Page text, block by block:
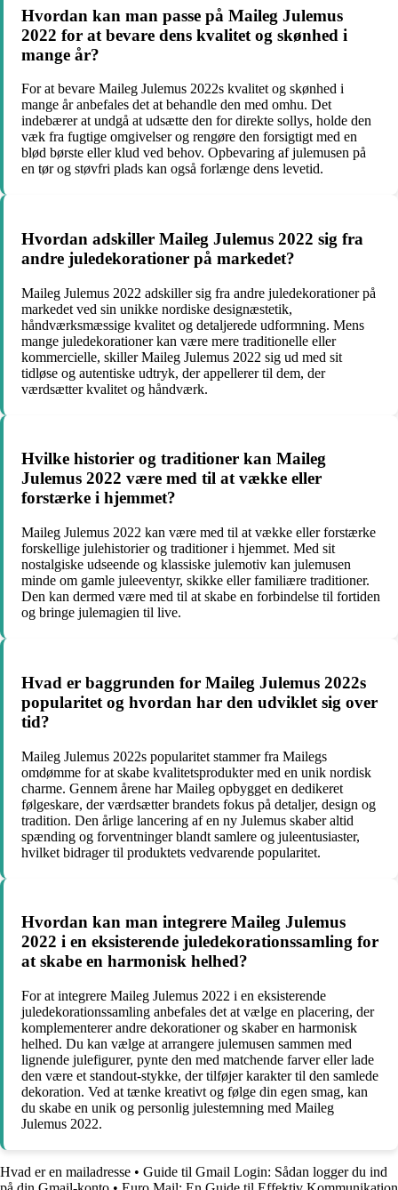
Hvordan kan man passe på Maileg Julemus
2022 for at bevare dens kvalitet og skønhed i
mange år?
For at bevare Maileg Julemus 2022s kvalitet og skønhed i
mange år anbefales det at behandle den med omhu. Det
indebærer at undgå at udsætte den for direkte sollys, holde den
væk fra fugtige omgivelser og rengøre den forsigtigt med en
blød børste eller klud ved behov. Opbevaring af julemusen på
en tør og støvfri plads kan også forlænge dens levetid.
Hvordan adskiller Maileg Julemus 2022 sig fra
andre juledekorationer på markedet?
Maileg Julemus 2022 adskiller sig fra andre juledekorationer på
markedet ved sin unikke nordiske designæstetik,
håndværksmæssige kvalitet og detaljerede udformning. Mens
mange juledekorationer kan være mere traditionelle eller
kommercielle, skiller Maileg Julemus 2022 sig ud med sit
tidløse og autentiske udtryk, der appellerer til dem, der
værdsætter kvalitet og håndværk.
Hvilke historier og traditioner kan Maileg
Julemus 2022 være med til at vække eller
forstærke i hjemmet?
Maileg Julemus 2022 kan være med til at vække eller forstærke
forskellige julehistorier og traditioner i hjemmet. Med sit
nostalgiske udseende og klassiske julemotiv kan julemusen
minde om gamle juleeventyr, skikke eller familiære traditioner.
Den kan dermed være med til at skabe en forbindelse til fortiden
og bringe julemagien til live.
Hvad er baggrunden for Maileg Julemus 2022s
popularitet og hvordan har den udviklet sig over
tid?
Maileg Julemus 2022s popularitet stammer fra Mailegs
omdømme for at skabe kvalitetsprodukter med en unik nordisk
charme. Gennem årene har Maileg opbygget en dedikeret
følgeskare, der værdsætter brandets fokus på detaljer, design og
tradition. Den årlige lancering af en ny Julemus skaber altid
spænding og forventninger blandt samlere og juleentusiaster,
hvilket bidrager til produktets vedvarende popularitet.
Hvordan kan man integrere Maileg Julemus
2022 i en eksisterende juledekorationssamling for
at skabe en harmonisk helhed?
For at integrere Maileg Julemus 2022 i en eksisterende
juledekorationssamling anbefales det at vælge en placering, der
komplementerer andre dekorationer og skaber en harmonisk
helhed. Du kan vælge at arrangere julemusen sammen med
lignende julefigurer, pynte den med matchende farver eller lade
den være et standout-stykke, der tilføjer karakter til den samlede
dekoration. Ved at tænke kreativt og følge din egen smag, kan
du skabe en unik og personlig julestemning med Maileg
Julemus 2022.
Hvad er en mailadresse • Guide til Gmail Login: Sådan logger du ind